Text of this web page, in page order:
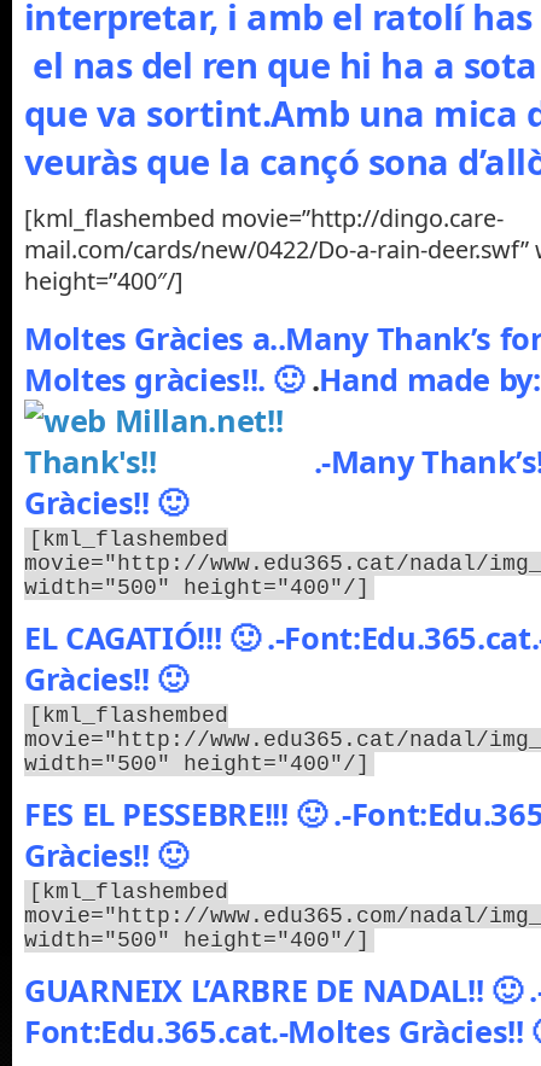
interpretar, i amb el ratolí
el nas del ren que hi ha a
que va sortint.Amb una mica
veuràs que la cançó sona
[kml_flashembed movie=”http://dingo.care-
mail.com/cards/new/0422/Do-a-rain-deer.swf”
height=”400″/]
Moltes Gràcies a..Many Thank’s
Moltes gràcies!!. 🙂.Hand made by:
.-Many
Gràcies!! 🙂
[kml_flashembed
movie="http://www.edu365.cat/nadal/
width="500" height="400"/]
EL CAGATIÓ!!! 🙂 .-
Gràcies!! 🙂
[kml_flashembed
movie="http://www.edu365.cat/nadal/
width="500" height="400"/]
FES EL PESSEBRE!!! 🙂 .-
Gràcies!! 🙂
[kml_flashembed
movie="http://www.edu365.com/nadal/
width="500" height="400"/]
GUARNEIX L’ARBRE DE NADAL!! 🙂
Font:Edu.365.cat.-Moltes Gràcies!!